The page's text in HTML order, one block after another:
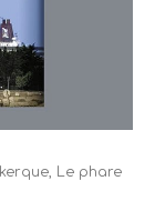
Le phare